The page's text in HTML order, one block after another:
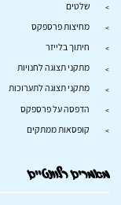
שלטים
מחיצות פרספקס
חיתוך בלייזר
מתקני תצוגה לחנויות
מתקני תצוגה לתערוכות
הדפסה על פרספקס
קופסאות ממתקים
מאמרים רלוונטיים